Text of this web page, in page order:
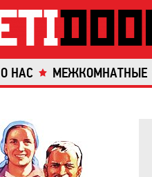
О НАС МЕЖКОМНАТНЫЕ